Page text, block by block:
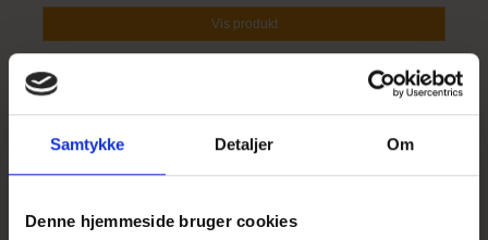
Samtykke Detaljer Om
Denne hjemmeside bruger cookies
Vis produkt
UDSOLGT